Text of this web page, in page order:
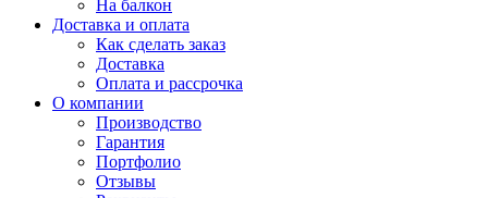
На балкон
Доставка и оплата
Как сделать заказ
Доставка
Оплата и рассрочка
О компании
Производство
Гарантия
Портфолио
Отзывы